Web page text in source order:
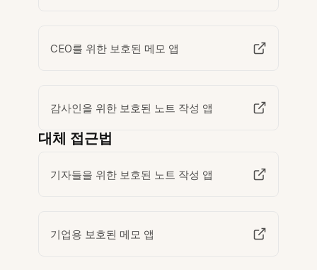
CEO를 위한 보호된 메모 앱
감사인을 위한 보호된 노트 작성 앱
대체 접근법
기자들을 위한 보호된 노트 작성 앱
기업용 보호된 메모 앱